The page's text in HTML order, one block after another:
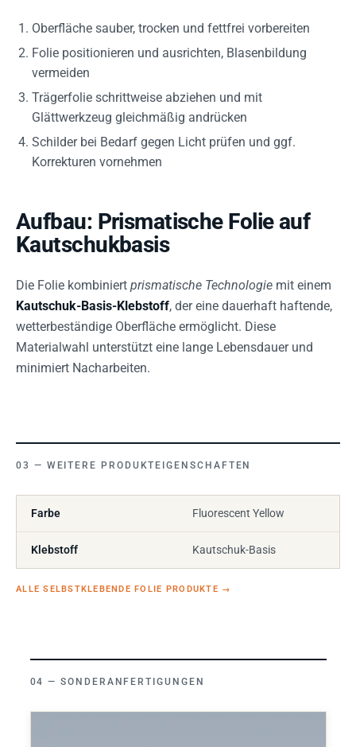
Oberfläche sauber, trocken und fettfrei vorbereiten
Folie positionieren und ausrichten, Blasenbildung
vermeiden
Trägerfolie schrittweise abziehen und mit
Glättwerkzeug gleichmäßig andrücken
Schilder bei Bedarf gegen Licht prüfen und ggf.
Korrekturen vornehmen
Aufbau: Prismatische Folie auf
Kautschukbasis
Die Folie kombiniert prismatische Technologie mit einem
Kautschuk-Basis-Klebstoff, der eine dauerhaft haftende,
wetterbeständige Oberfläche ermöglicht. Diese
Materialwahl unterstützt eine lange Lebensdauer und
minimiert Nacharbeiten.
WEITERE PRODUKTEIGENSCHAFTEN
Farbe Fluorescent Yellow
Klebstoff Kautschuk-Basis
ALLE SELBSTKLEBENDE FOLIE PRODUKTE →
SONDERANFERTIGUNGEN